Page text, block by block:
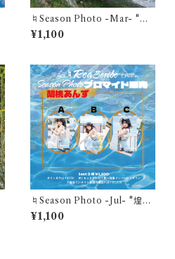
♮Season Photo -Mar- "ひ
だまりのピクニック"美兎ありす
ブロマイド(1セット3枚)
¥1,100
♮Season Photo -Jul- "煌め
くこの一瞬が 夏色に溶けてい
く"胡桃あんずブロマイド(1セット
¥1,100